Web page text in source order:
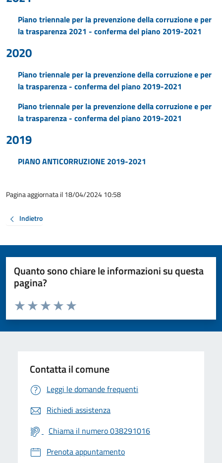
Piano triennale per la prevenzione della corruzione e per
la trasparenza 2021 - conferma del piano 2019-2021
2020
Piano triennale per la prevenzione della corruzione e per
la trasparenza - conferma del piano 2019-2021
Piano triennale per la prevenzione della corruzione e per
la trasparenza - conferma del piano 2019-2021
2019
PIANO ANTICORRUZIONE 2019-2021
Pagina aggiornata il 18/04/2024 10:58
Indietro
Quanto sono chiare le informazioni su questa
pagina?
Valuta da 1 a 5 stelle la pagina
Valuta 5 stelle su 5
Valuta 4 stelle su 5
Valuta 3 stelle su 5
Valuta 2 stelle su 5
Valuta 1 stelle su 5
Contatta il comune
Leggi le domande frequenti
Richiedi assistenza
Chiama il numero 038291016
Prenota appuntamento